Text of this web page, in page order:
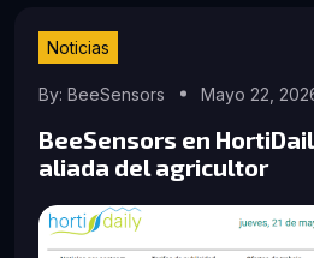
Noticias
By: BeeSensors Mayo 22,
BeeSensors en
aliada del agricultor